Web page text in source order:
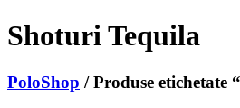
Shoturi Tequila
PoloShop / Produse etichetate